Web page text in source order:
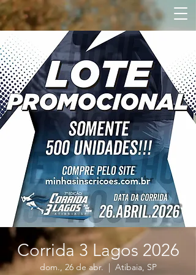
Corrida 3 Lagos 2026
dom., 26 de abr.
  |
Atibaia, SP